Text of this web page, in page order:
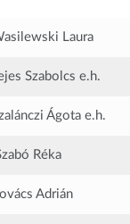
Laura
Szabolcs e.h.
Ágota e.h.
Réka
Adrián